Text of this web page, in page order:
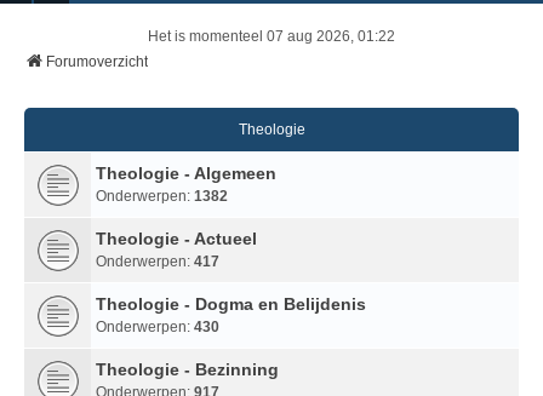
Het is momenteel 07 aug 2026, 01:22
Forumoverzicht
Theologie
Theologie - Algemeen
Onderwerpen: 1382
Theologie - Actueel
Onderwerpen: 417
Theologie - Dogma en Belijdenis
Onderwerpen: 430
Theologie - Bezinning
Onderwerpen: 917